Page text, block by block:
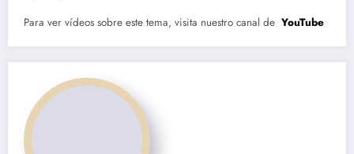
Para ver vídeos sobre este tema, visita nuestro canal de YouTube